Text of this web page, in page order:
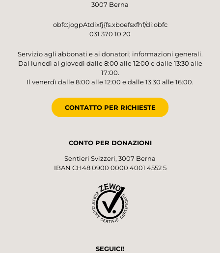
3007 Berna
obfc:jogpAtdixfj{fs.xboefsxfhf/di:obfc
031 370 10 20
Servizio agli abbonati e ai donatori; informazioni generali.
Dal lunedì al giovedì dalle 8:00 alle 12:00 e dalle 13:30 alle
17:00.
Il venerdì dalle 8:00 alle 12:00 e dalle 13:30 alle 16:00.
CONTATTO PER RICHIESTE
CONTO PER DONAZIONI
Sentieri Svizzeri, 3007 Berna
IBAN CH48 0900 0000 4001 4552 5
SEGUICI!